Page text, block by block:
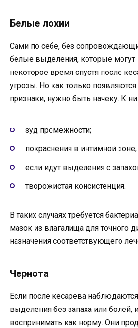
Белые лохии
Сами по себе, без
белые выделения, которые могут
некоторое время спустя после
угрозы. Но как только
признаки, нужно быть начеку. К
зуд промежности;
покраснения в интимной зоне;
если идут выделения с
творожистая консистенция.
В таких случаях требуется
мазок из влагалища для точного
назначения соответствующего
Чернота
Если после кесарева
выделения без запаха или болей,
воспринимать как норму. Они